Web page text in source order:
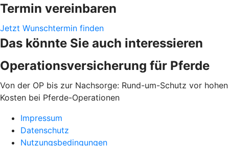
Termin vereinbaren
Jetzt Wunschtermin finden
Das könnte Sie auch interessieren
Operationsversicherung für Pferde
Von der OP bis zur Nachsorge: Rund-um-Schutz vor hohen
Kosten bei Pferde-Operationen
Impressum
Datenschutz
Nutzungsbedingungen